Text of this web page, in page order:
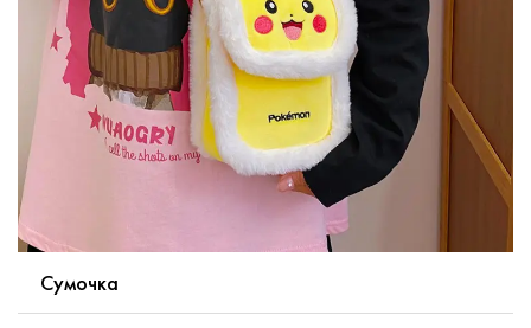
Сумочка